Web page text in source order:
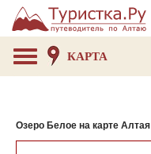
КАРТА
Озеро Белое на карте Алтая